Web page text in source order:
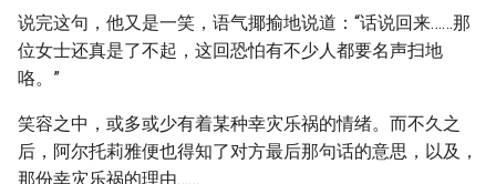
说完这句，他又是一笑，语气揶揄地说道：“话说回来……那
位女士还真是了不起，这回恐怕有不少人都要名声扫地
咯。”
笑容之中，或多或少有着某种幸灾乐祸的情绪。而不久之
后，阿尔托莉雅便也得知了对方最后那句话的意思，以及，
那份幸灾乐祸的理由……